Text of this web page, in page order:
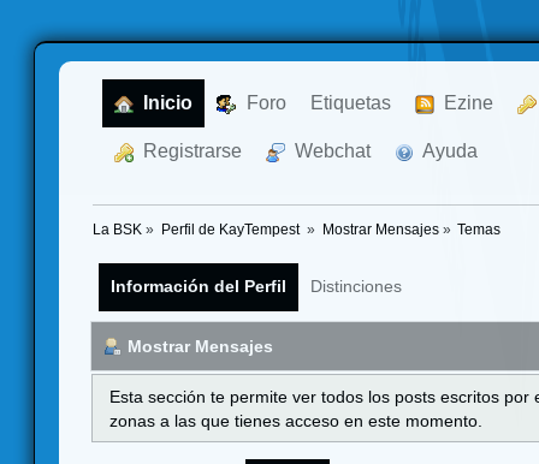
Inicio Foro Etiquetas Ezine
Registrarse Webchat Ayuda
La BSK » Perfil de KayTempest » Mostrar Mensajes» Temas
Información del Perfil Distinciones
Mostrar Mensajes
Esta sección te permite ver todos los posts escritos
zonas a las que tienes acceso en este momento.